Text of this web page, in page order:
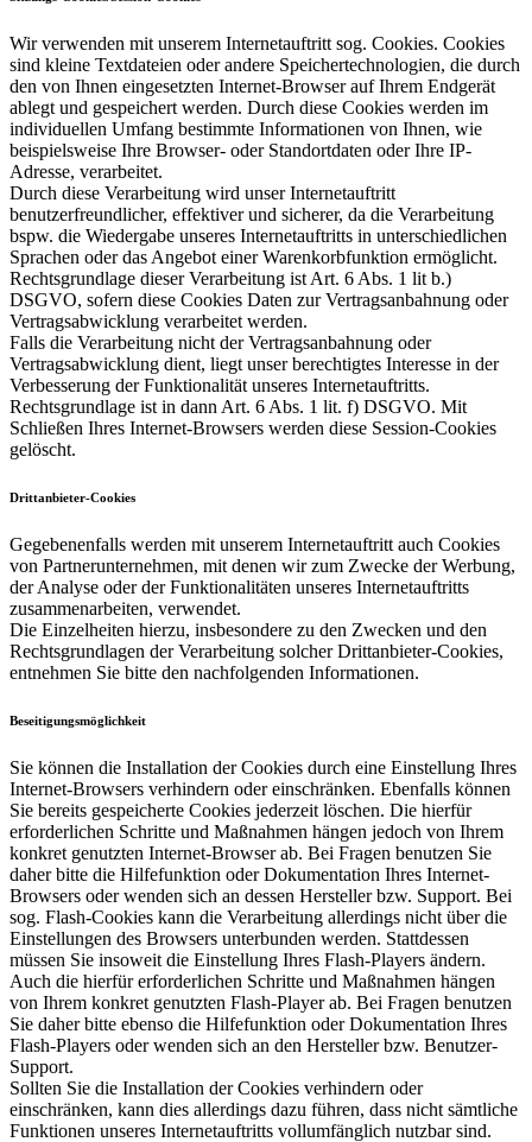
Wir verwenden mit unserem Internetauftritt sog. Cookies. Cookies
sind kleine Textdateien oder andere Speichertechnologien, die durch
den von Ihnen eingesetzten Internet-Browser auf Ihrem Endgerät
ablegt und gespeichert werden. Durch diese Cookies werden im
individuellen Umfang bestimmte Informationen von Ihnen, wie
beispielsweise Ihre Browser- oder Standortdaten oder Ihre IP-
Adresse, verarbeitet.
Durch diese Verarbeitung wird unser Internetauftritt
benutzerfreundlicher, effektiver und sicherer, da die Verarbeitung
bspw. die Wiedergabe unseres Internetauftritts in unterschiedlichen
Sprachen oder das Angebot einer Warenkorbfunktion ermöglicht.
Rechtsgrundlage dieser Verarbeitung ist Art. 6 Abs. 1 lit b.)
DSGVO, sofern diese Cookies Daten zur Vertragsanbahnung oder
Vertragsabwicklung verarbeitet werden.
Falls die Verarbeitung nicht der Vertragsanbahnung oder
Vertragsabwicklung dient, liegt unser berechtigtes Interesse in der
Verbesserung der Funktionalität unseres Internetauftritts.
Rechtsgrundlage ist in dann Art. 6 Abs. 1 lit. f) DSGVO. Mit
Schließen Ihres Internet-Browsers werden diese Session-Cookies
gelöscht.
Drittanbieter-Cookies
Gegebenenfalls werden mit unserem Internetauftritt auch Cookies
von Partnerunternehmen, mit denen wir zum Zwecke der Werbung,
der Analyse oder der Funktionalitäten unseres Internetauftritts
zusammenarbeiten, verwendet.
Die Einzelheiten hierzu, insbesondere zu den Zwecken und den
Rechtsgrundlagen der Verarbeitung solcher Drittanbieter-Cookies,
entnehmen Sie bitte den nachfolgenden Informationen.
Beseitigungsmöglichkeit
Sie können die Installation der Cookies durch eine Einstellung Ihres
Internet-Browsers verhindern oder einschränken. Ebenfalls können
Sie bereits gespeicherte Cookies jederzeit löschen. Die hierfür
erforderlichen Schritte und Maßnahmen hängen jedoch von Ihrem
konkret genutzten Internet-Browser ab. Bei Fragen benutzen Sie
daher bitte die Hilfefunktion oder Dokumentation Ihres Internet-
Browsers oder wenden sich an dessen Hersteller bzw. Support. Bei
sog. Flash-Cookies kann die Verarbeitung allerdings nicht über die
Einstellungen des Browsers unterbunden werden. Stattdessen
müssen Sie insoweit die Einstellung Ihres Flash-Players ändern.
Auch die hierfür erforderlichen Schritte und Maßnahmen hängen
von Ihrem konkret genutzten Flash-Player ab. Bei Fragen benutzen
Sie daher bitte ebenso die Hilfefunktion oder Dokumentation Ihres
Flash-Players oder wenden sich an den Hersteller bzw. Benutzer-
Support.
Sollten Sie die Installation der Cookies verhindern oder
einschränken, kann dies allerdings dazu führen, dass nicht sämtliche
Funktionen unseres Internetauftritts vollumfänglich nutzbar sind.